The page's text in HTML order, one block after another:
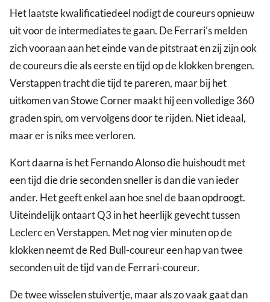
Het laatste kwalificatiedeel nodigt de coureurs opnieuw
uit voor de intermediates te gaan. De Ferrari's melden
zich vooraan aan het einde van de pitstraat en zij zijn ook
de coureurs die als eerste en tijd op de klokken brengen.
Verstappen tracht die tijd te pareren, maar bij het
uitkomen van Stowe Corner maakt hij een volledige 360
graden spin, om vervolgens door te rijden. Niet ideaal,
maar er is niks mee verloren.
Kort daarna is het Fernando Alonso die huishoudt met
een tijd die drie seconden sneller is dan die van ieder
ander. Het geeft enkel aan hoe snel de baan opdroogt.
Uiteindelijk ontaart Q3 in het heerlijk gevecht tussen
Leclerc en Verstappen. Met nog vier minuten op de
klokken neemt de Red Bull-coureur een hap van twee
seconden uit de tijd van de Ferrari-coureur.
De twee wisselen stuivertje, maar als zo vaak gaat dan